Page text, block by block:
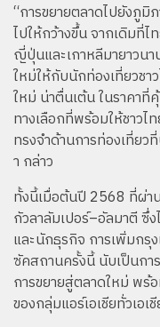
“การขยายตลาดไปยังภูมิ
ไปให้กว้างขึ้น จากเดิมที่ไ
ญี่ปุ่นและเกาหลีมายาวน
ใหม่ให้กับนักท่องเที่ยวช
ใหม่ น่าตื่นเต้น ในราคา
ทางเลือกที่พร้อมให้ชาวไ
ทรงจำด้านการท่องเที่ยว
า กล่าว
ทั้งนี้เมื่อต้นปี 2568 ที่ผ่า
กัวลาลัมเปอร์–อัลมาตี ซึ่
และนักธุรกิจ การเพิ่มกรุ
ซัคสถานครั้งนี้ นับเป็นกา
การขยายสู่ตลาดใหม่ พร้
ของกลุ่มแอร์เอเชียทั่วเอเ